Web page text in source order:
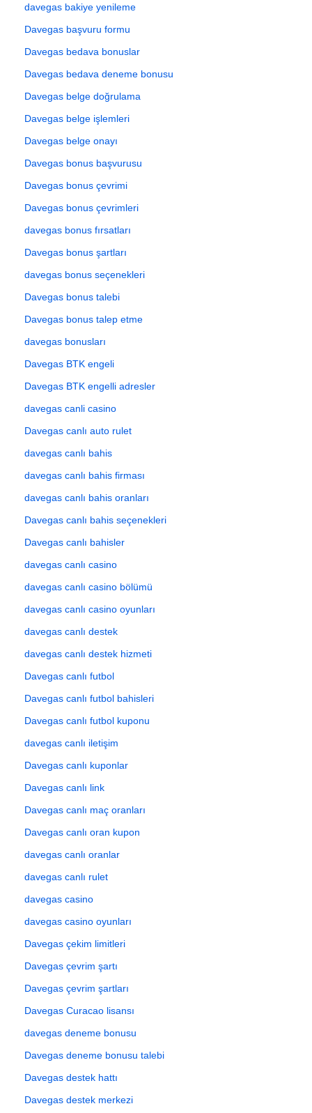
davegas bakiye yenileme
Davegas başvuru formu
Davegas bedava bonuslar
Davegas bedava deneme bonusu
Davegas belge doğrulama
Davegas belge işlemleri
Davegas belge onayı
Davegas bonus başvurusu
Davegas bonus çevrimi
Davegas bonus çevrimleri
davegas bonus fırsatları
Davegas bonus şartları
davegas bonus seçenekleri
Davegas bonus talebi
Davegas bonus talep etme
davegas bonusları
Davegas BTK engeli
Davegas BTK engelli adresler
davegas canli casino
Davegas canlı auto rulet
davegas canlı bahis
davegas canlı bahis firması
davegas canlı bahis oranları
Davegas canlı bahis seçenekleri
Davegas canlı bahisler
davegas canlı casino
davegas canlı casino bölümü
davegas canlı casino oyunları
davegas canlı destek
davegas canlı destek hizmeti
Davegas canlı futbol
Davegas canlı futbol bahisleri
Davegas canlı futbol kuponu
davegas canlı iletişim
Davegas canlı kuponlar
Davegas canlı link
Davegas canlı maç oranları
Davegas canlı oran kupon
davegas canlı oranlar
davegas canlı rulet
davegas casino
davegas casino oyunları
Davegas çekim limitleri
Davegas çevrim şartı
Davegas çevrim şartları
Davegas Curacao lisansı
davegas deneme bonusu
Davegas deneme bonusu talebi
Davegas destek hattı
Davegas destek merkezi